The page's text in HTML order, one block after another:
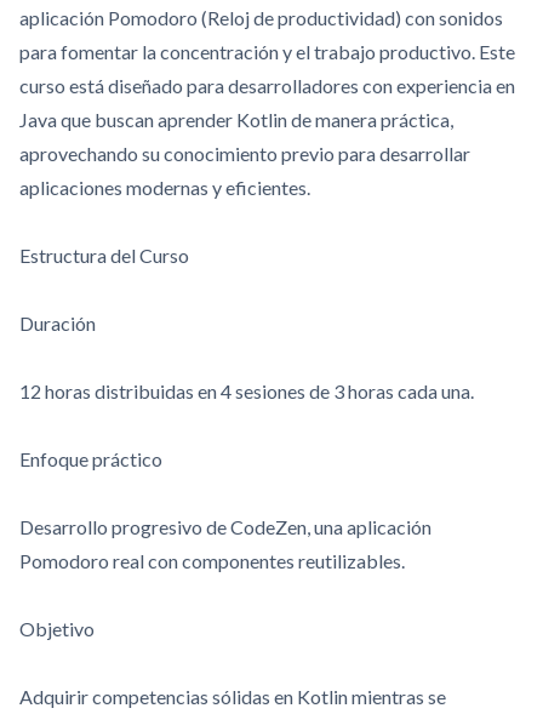
aplicación Pomodoro (Reloj de productividad) con sonidos
para fomentar la concentración y el trabajo productivo. Este
curso está diseñado para desarrolladores con experiencia en
Java que buscan aprender Kotlin de manera práctica,
aprovechando su conocimiento previo para desarrollar
aplicaciones modernas y eficientes.
Estructura del Curso
Duración
12 horas distribuidas en 4 sesiones de 3 horas cada una.
Enfoque práctico
Desarrollo progresivo de CodeZen, una aplicación
Pomodoro real con componentes reutilizables.
Objetivo
Adquirir competencias sólidas en Kotlin mientras se